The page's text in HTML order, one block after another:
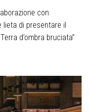
con
lieta di presentare il
d’ombra bruciata”